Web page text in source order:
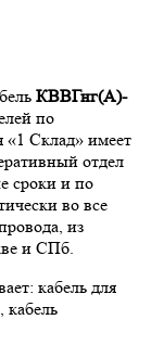
КВВГнг(А)-
по
Склад» имеет
отдел
сроки и по
во все
из
и СПб.
кабель для
кабель